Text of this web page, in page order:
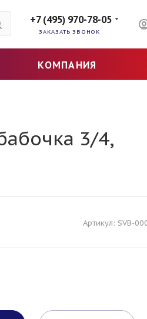
+7 (495) 970-78-05
ЗАКАЗАТЬ ЗВОНОК
КОМПАНИЯ
3/4,
Артикул: SVB-